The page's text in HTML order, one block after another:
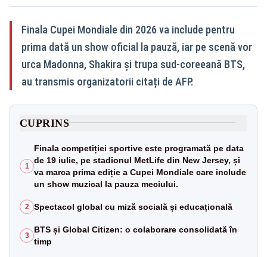
Finala Cupei Mondiale din 2026 va include pentru
prima dată un show oficial la pauză, iar pe scenă vor
urca Madonna, Shakira și trupa sud-coreeană BTS,
au transmis organizatorii citați de AFP.
CUPRINS
1
Finala competiției sportive este programată pe data
de 19 iulie, pe stadionul MetLife din New Jersey, și
va marca prima ediție a Cupei Mondiale care include
un show muzical la pauza meciului.
2 Spectacol global cu miză socială și educațională
3
BTS și Global Citizen: o colaborare consolidată în
timp